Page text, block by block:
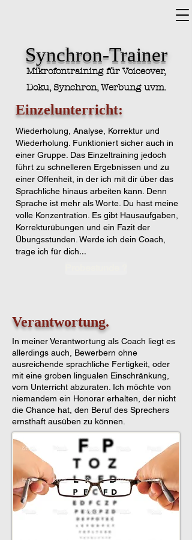
Synchron-Trainer
Mikrofontraining für Voiceover,
Doku, Synchron, Werbung uvm.
Einzelunterricht:
Wiederholung, Analyse, Korrektur und
Wiederholung. Funktioniert sicher auch in
einer Gruppe. Das Einzeltraining jedoch
führt zu schnelleren Ergebnissen und zu
einer Offenheit, in der ich mit dir über das
Sprachliche hinaus arbeiten kann. Denn
Sprache ist mehr als Worte. Du hast meine
volle Konzentration. Es gibt Hausaufgaben,
Korrekturübungen und ein Fazit der
Übungsstunden. Werde ich dein Coach,
trage ich für dich...
Verantwortung.
In meiner Verantwortung als Coach liegt es
allerdings auch, Bewerbern ohne
ausreichende sprachliche Fertigkeit, oder
mit eine groben lingualen Einschränkung,
vom Unterricht abzuraten. Ich möchte von
niemandem ein Honorar erhalten, der nicht
die Chance hat, den Beruf des Sprechers
ernsthaft ausüben zu können.